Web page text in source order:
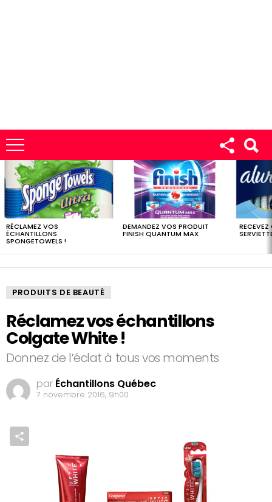
LES
DERNIERS
ÉCHANTILLONS
RÉCLAMEZ VOS
ÉCHANTILLONS
SPONGETOWELS !
DEMANDEZ VOS PRODUIT
FINISH QUANTUM MAX
PRODUITS DE BEAUTÉ
Réclamez vos échantillons
Colgate White !
Donnez de l’éclat à tous vos moments
par Échantillons Québec
7 novembre 2016, 9h00